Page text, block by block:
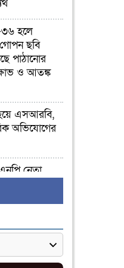
হলে
ছবি
পাঠানোর
ও আতঙ্ক
এসআরবি,
অভিযোগের
নেতা
জুতা
‘জারজ
হামজা